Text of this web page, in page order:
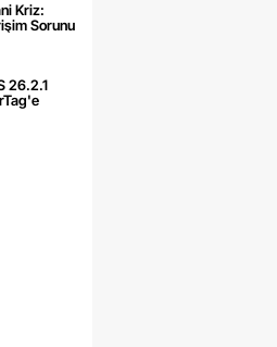
Kriz:
Sorunu
26.2.1